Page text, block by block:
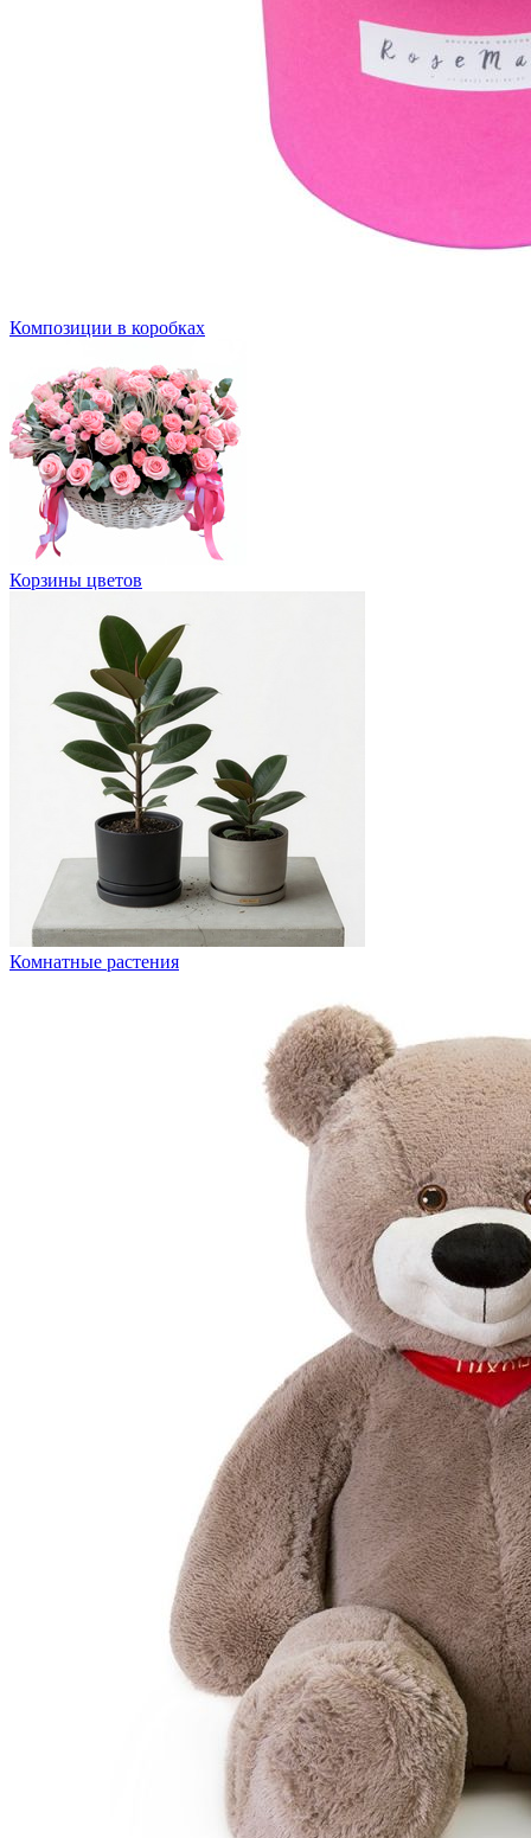
Композиции в коробках
Корзины цветов
Комнатные растения